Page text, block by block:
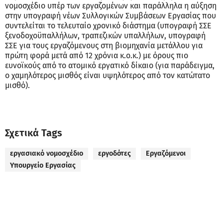
νομοσχέδιο υπέρ των εργαζομένων και παράλληλα η αύξηση
στην υπογραφή νέων Συλλογικών Συμβάσεων Εργασίας που
συντελείται το τελευταίο χρονικό διάστημα (υπογραφή ΣΣΕ
ξενοδοχοϋπαλλήλων, τραπεζικών υπαλλήλων, υπογραφή
ΣΣΕ για τους εργαζόμενους στη βιομηχανία μετάλλου για
πρώτη φορά μετά από 12 χρόνια κ.ο.κ.) με όρους πιο
ευνοϊκούς από το ατομικό εργατικό δίκαιο (για παράδειγμα,
ο χαμηλότερος μισθός είναι υψηλότερος από τον κατώτατο
μισθό).
Σχετικά Tags
εργασιακό νομοσχέδιο εργοδότες
Εργαζόμενοι
Υπουργείο Εργασίας